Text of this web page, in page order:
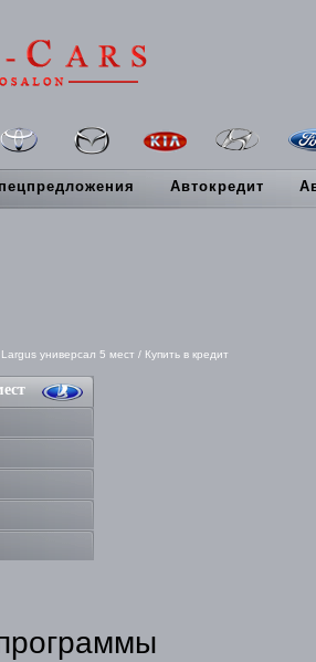
Автокредит
Largus универсал 5 мест / Купить в кредит